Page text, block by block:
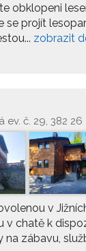
obklopeni
se projít
zobrazit
ev. č. 29, 382 26
v
v chatě k
na zábavu,